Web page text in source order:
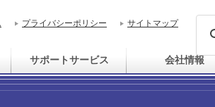
プライバシーポリシー サイトマップ
サポートサービス 会社情報